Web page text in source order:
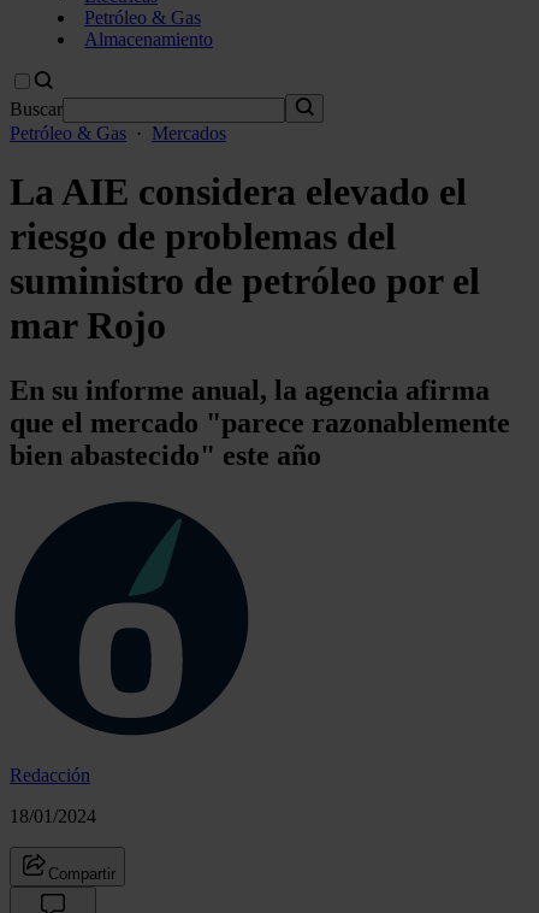
Petróleo & Gas
Almacenamiento
Buscar
Petróleo & Gas · Mercados
La AIE considera elevado el
riesgo de problemas del
suministro de petróleo por el
mar Rojo
En su informe anual, la agencia afirma
que el mercado "parece razonablemente
bien abastecido" este año
Redacción
18/01/2024
Compartir